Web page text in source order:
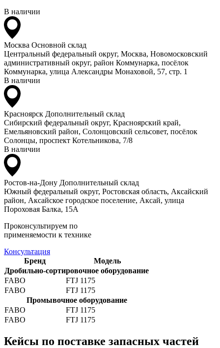
В наличии
Москва Основной склад
Центральный федеральный округ, Москва, Новомосковский
административный округ, район Коммунарка, посёлок
Коммунарка, улица Александры Монаховой, 57, стр. 1
В наличии
Красноярск Дополнительный склад
Сибирский федеральный округ, Красноярский край,
Емельяновский район, Солонцовский сельсовет, посёлок
Солонцы, проспект Котельникова, 7/8
В наличии
Ростов-на-Дону Дополнительный склад
Южный федеральный округ, Ростовская область, Аксайский
район, Аксайское городское поселение, Аксай, улица
Пороховая Балка, 15А
Проконсультируем по
применяемости к технике
Консультация
Бренд
Модель
Дробильно-сортировочное оборудование
FABO
FTJ 1175
FABO
FTJ 1175
Промывочное оборудование
FABO
FTJ 1175
FABO
FTJ 1175
Кейсы по поставке запасных частей